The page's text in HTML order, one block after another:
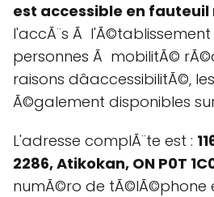
est accessible en
l'accÃ¨s Ã
personnes Ã mobilitÃ©
raisons dâaccessibilitÃ©, les
Ã©galement disponibles
L'adresse complÃ¨te est :
2286, Atikokan, ON P0T
numÃ©ro de tÃ©lÃ©phone